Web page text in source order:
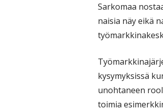
Sarkomaa
naisia näy eikä
kysymyksissä
unohtaneen
toimia